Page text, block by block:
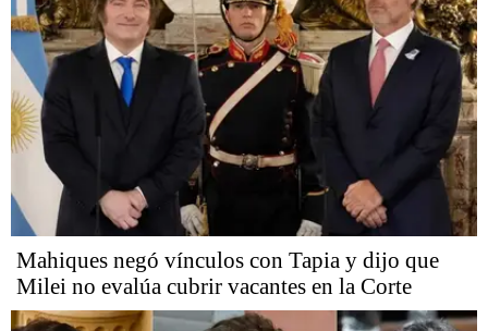
Mahiques negó vínculos con Tapia y dijo que
Milei no evalúa cubrir vacantes en la Corte